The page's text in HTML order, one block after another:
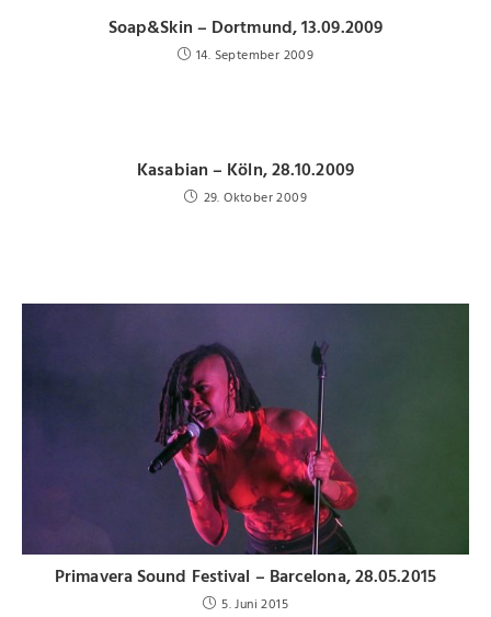
Soap&Skin – Dortmund, 13.09.2009
14. September 2009
Kasabian – Köln, 28.10.2009
29. Oktober 2009
Primavera Sound Festival – Barcelona, 28.05.2015
5. Juni 2015